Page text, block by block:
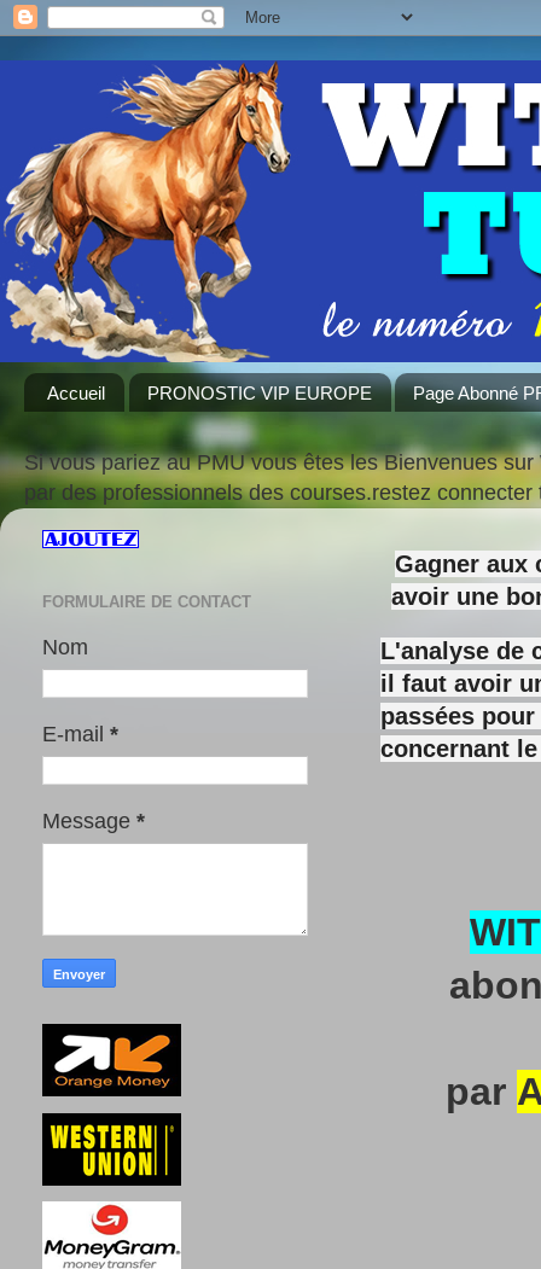
Accueil PRONOSTIC VIP EUROPE Page Abonné
Si vous pariez au PMU vous êtes les Bienvenues
par des professionnels des courses.restez
Gagner aux
avoir une
L'analyse de
il faut avoir
passées
concernant
par
FORMULAIRE DE CONTACT
Nom
E-mail *
Message *